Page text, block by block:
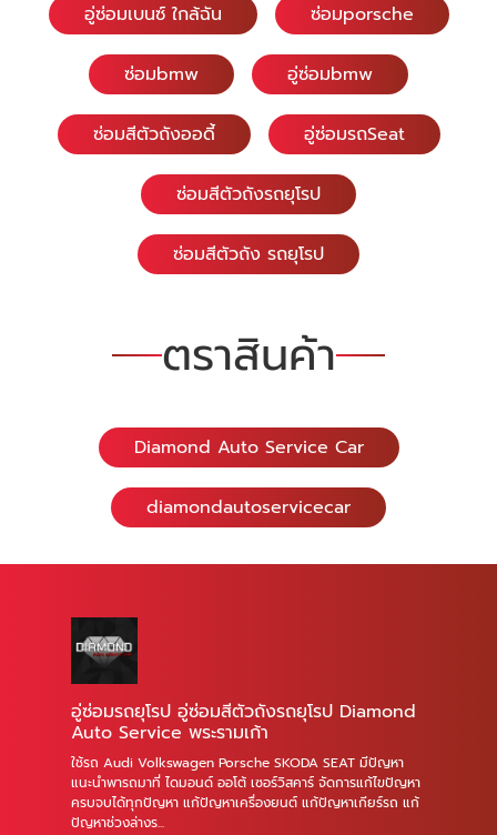
อู่ซ่อมเบนซ์ ใกล้ฉัน ซ่อมporsche
ซ่อมbmw อู่ซ่อมbmw
ซ่อมสีตัวถังออดี้ อู่ซ่อมรถSeat
ซ่อมสีตัวถังรถยุโรป
ซ่อมสีตัวถัง รถยุโรป
ตราสินค้า
Diamond Auto Service Car
diamondautoservicecar
อู่ซ่อมรถยุโรป อู่ซ่อมสีตัวถังรถยุโรป Diamond
Auto Service พระรามเก้า
ใช้รถ Audi Volkswagen Porsche SKODA SEAT มีปัญหา
แนะนำพารถมาที่ ไดมอนด์ ออโต้ เซอร์วิสคาร์ จัดการแก้ไขปัญหา
ครบจบได้ทุกปัญหา แก้ปัญหาเครื่องยนต์ แก้ปัญหาเกียร์รถ แก้
ปัญหาช่วงล่างร...